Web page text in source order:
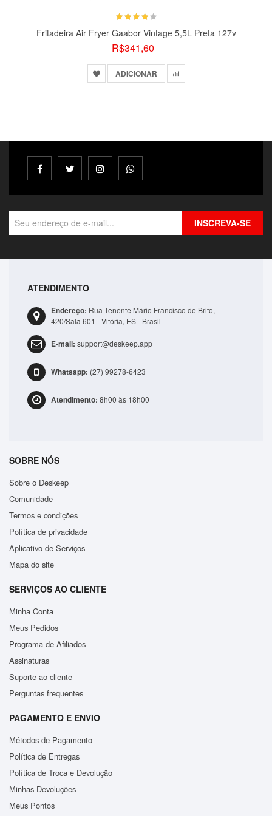
Temperatura Ajustável: Sim
Desligamento Automático: Sim
Cesto Antiaderente: Sim
Fritadeira Air Fryer Gaabor Vintage 5,5L Preta 127v
R$341,60
ADICIONAR
R$41,99
ADICIONAR
INSCREVA-SE
ATENDIMENTO
Endereço: Rua Tenente Mário Francisco de Brito,
420/Sala 601 - Vitória, ES - Brasil
E-mail: support@deskeep.app
Whatsapp: (27) 99278-6423
Atendimento: 8h00 às 18h00
SOBRE NÓS
Sobre o Deskeep
Comunidade
Termos e condições
Política de privacidade
Aplicativo de Serviços
Mapa do site
SERVIÇOS AO CLIENTE
Minha Conta
Meus Pedidos
Programa de Afiliados
Assinaturas
Suporte ao cliente
Perguntas frequentes
PAGAMENTO E ENVIO
Métodos de Pagamento
Política de Entregas
Política de Troca e Devolução
Minhas Devoluções
Meus Pontos